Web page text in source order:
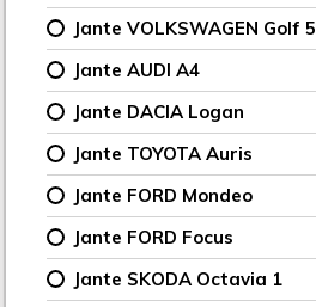
Jante VOLKSWAGEN Golf 5
Jante AUDI A4
Jante DACIA Logan
Jante TOYOTA Auris
Jante FORD Mondeo
Jante FORD Focus
Jante SKODA Octavia 1